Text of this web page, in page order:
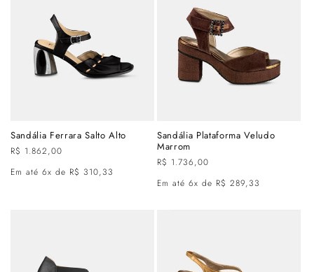
Sandália Ferrara Salto Alto
Preço
R$ 1.862,00
Em até 6x de R$ 310,33
Sandália Plataforma Veludo
Marrom
Preço
R$ 1.736,00
Em até 6x de R$ 289,33